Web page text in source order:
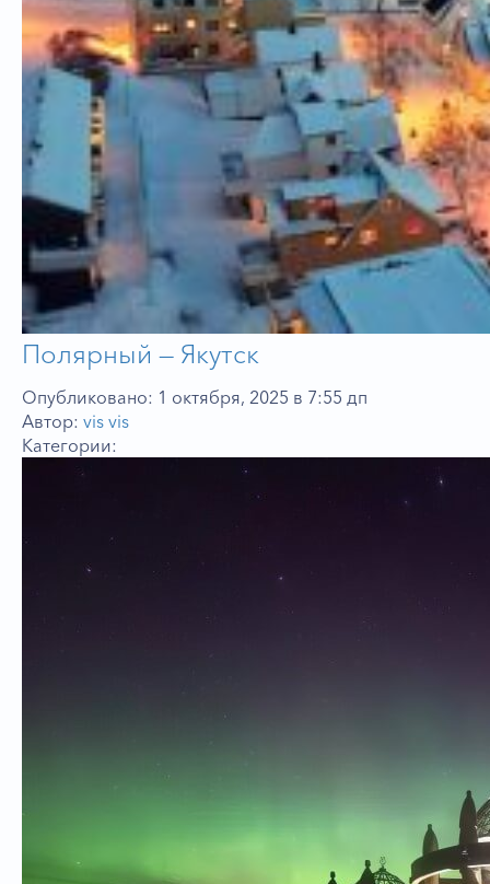
Полярный — Якутск
Опубликовано: 1 октября, 2025 в 7:55 дп
Автор: vis vis
Категории: